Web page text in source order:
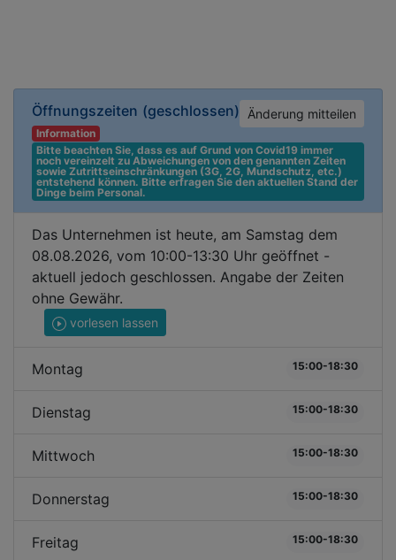
Öffnungszeiten (geschlossen) Änderung mitteilen
Information
Bitte beachten Sie, dass es auf Grund von Covid19 immer
noch vereinzelt zu Abweichungen von den genannten Zeiten
sowie Zutrittseinschränkungen (3G, 2G, Mundschutz, etc.)
entstehend können. Bitte erfragen Sie den aktuellen Stand der
Dinge beim Personal.
Das Unternehmen ist heute, am Samstag dem
08.08.2026, vom 10:00-13:30 Uhr geöffnet -
aktuell jedoch geschlossen. Angabe der Zeiten
ohne Gewähr.
vorlesen lassen
Montag 15:00-18:30
Dienstag 15:00-18:30
Mittwoch 15:00-18:30
Donnerstag 15:00-18:30
Freitag 15:00-18:30